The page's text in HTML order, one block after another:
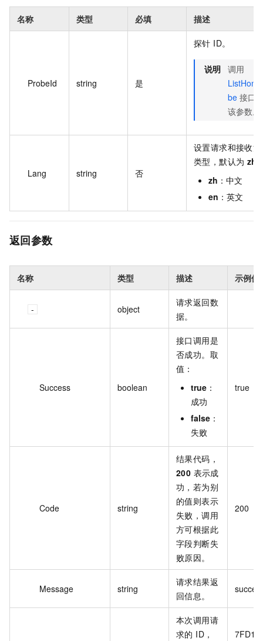
名称 类型 必填 描述
ProbeId string 是
探针 ID。
说明 调用
be 接口
该参数。
Lang string 否
设置请求和接收
类型，默认为 zh
zh ：中文
en ：英文
返回参数
名称 类型 描述 示例值
object
请求返回数
据。
Success boolean
接口调用是
否成功。取
值：
true ：
成功
false ：
失败
true
Code string
结果代码，
200 表示成
功，若为别
的值则表示
失败，调用
方可根据此
字段判断失
败原因。
200
Message string
请求结果返
回信息。
本次调用请
求的 ID，